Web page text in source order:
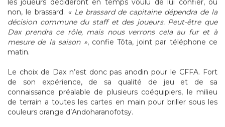
les joueurs décideront en temps voulu de lui confier, ou
non, le brassard. « Le brassard de capitaine dépendra de la
décision commune du staff et des joueurs. Peut-être que
Dax prendra ce rôle, mais nous verrons cela au fur et à
mesure de la saison », confie Tôta, joint par téléphone ce
matin.
Le choix de Dax n’est donc pas anodin pour le CFFA. Fort
de son expérience, de sa qualité de jeu et de sa
connaissance préalable de plusieurs coéquipiers, le milieu
de terrain a toutes les cartes en main pour briller sous les
couleurs orange d’Andoharanofotsy.